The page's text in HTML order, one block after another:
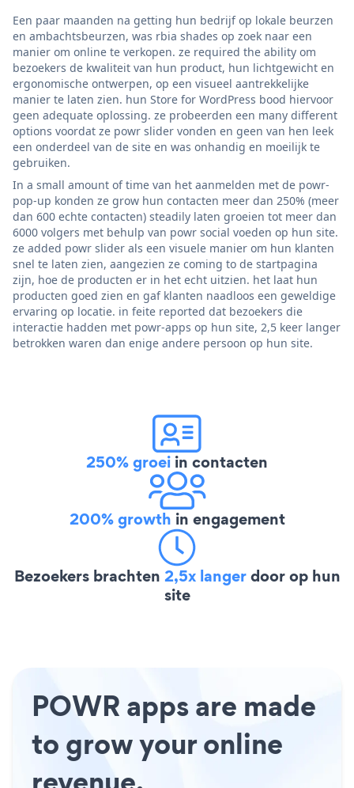
Een paar maanden na getting hun bedrijf op lokale beurzen
en ambachtsbeurzen, was rbia shades op zoek naar een
manier om online te verkopen. ze required the ability om
bezoekers de kwaliteit van hun product, hun lichtgewicht en
ergonomische ontwerpen, op een visueel aantrekkelijke
manier te laten zien. hun Store for WordPress bood hiervoor
geen adequate oplossing. ze probeerden een many different
options voordat ze powr slider vonden en geen van hen leek
een onderdeel van de site en was onhandig en moeilijk te
gebruiken.
In a small amount of time van het aanmelden met de powr-
pop-up konden ze grow hun contacten meer dan 250% (meer
dan 600 echte contacten) steadily laten groeien tot meer dan
6000 volgers met behulp van powr social voeden op hun site.
ze added powr slider als een visuele manier om hun klanten
snel te laten zien, aangezien ze coming to de startpagina
zijn, hoe de producten er in het echt uitzien. het laat hun
producten goed zien en gaf klanten naadloos een geweldige
ervaring op locatie. in feite reported dat bezoekers die
interactie hadden met powr-apps op hun site, 2,5 keer langer
betrokken waren dan enige andere persoon op hun site.
250% groei in contacten
200% growth in engagement
Bezoekers brachten 2,5x langerdoor op hun
site
POWR apps are made
to grow your online